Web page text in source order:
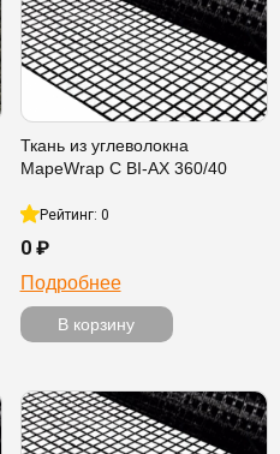
Ткань из углеволокна
MapeWrap C BI-AX 360/40
Рейтинг: 0
0 ₽
Подробнее
В корзину